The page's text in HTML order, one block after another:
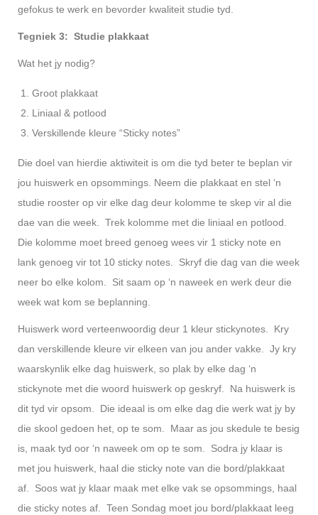
gefokus te werk en bevorder kwaliteit studie tyd.
Tegniek 3: Studie plakkaat
Wat het jy nodig?
Groot plakkaat
Liniaal & potlood
Verskillende kleure “Sticky notes”
Die doel van hierdie aktiwiteit is om die tyd beter te beplan vir
jou huiswerk en opsommings. Neem die plakkaat en stel ‘n
studie rooster op vir elke dag deur kolomme te skep vir al die
dae van die week. Trek kolomme met die liniaal en potlood.
Die kolomme moet breed genoeg wees vir 1 sticky note en
lank genoeg vir tot 10 sticky notes. Skryf die dag van die week
neer bo elke kolom. Sit saam op ‘n naweek en werk deur die
week wat kom se beplanning.
Huiswerk word verteenwoordig deur 1 kleur stickynotes. Kry
dan verskillende kleure vir elkeen van jou ander vakke. Jy kry
waarskynlik elke dag huiswerk, so plak by elke dag ‘n
stickynote met die woord huiswerk op geskryf. Na huiswerk is
dit tyd vir opsom. Die ideaal is om elke dag die werk wat jy by
die skool gedoen het, op te som. Maar as jou skedule te besig
is, maak tyd oor ‘n naweek om op te som. Sodra jy klaar is
met jou huiswerk, haal die sticky note van die bord/plakkaat
af. Soos wat jy klaar maak met elke vak se opsommings, haal
die sticky notes af. Teen Sondag moet jou bord/plakkaat leeg